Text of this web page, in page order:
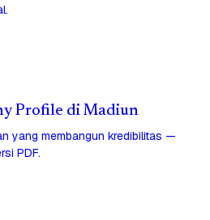
Profile di Madiun
yang membangun kredibilitas —
PDF.